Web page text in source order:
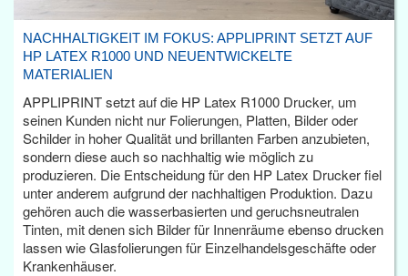
NACHHALTIGKEIT IM FOKUS: APPLIPRINT SETZT AUF
HP LATEX R1000 UND NEUENTWICKELTE
MATERIALIEN
APPLIPRINT setzt auf die HP Latex R1000 Drucker, um
seinen Kunden nicht nur Folierungen, Platten, Bilder oder
Schilder in hoher Qualität und brillanten Farben anzubieten,
sondern diese auch so nachhaltig wie möglich zu
produzieren. Die Entscheidung für den HP Latex Drucker fiel
unter anderem aufgrund der nachhaltigen Produktion. Dazu
gehören auch die wasserbasierten und geruchsneutralen
Tinten, mit denen sich Bilder für Innenräume ebenso drucken
lassen wie Glasfolierungen für Einzelhandelsgeschäfte oder
Krankenhäuser.